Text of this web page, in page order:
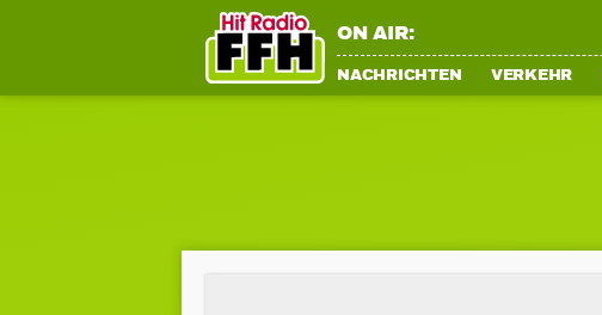
ON AIR:
NACHRICHTEN VERKEHR